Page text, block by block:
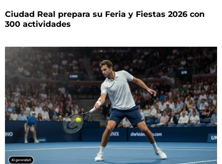
Ciudad Real prepara su Feria y Fiestas 2026 con
300 actividades